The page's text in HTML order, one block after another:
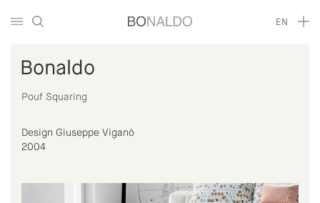
EN
Bonaldo
Pouf Squaring
Design Giuseppe Viganò
2004